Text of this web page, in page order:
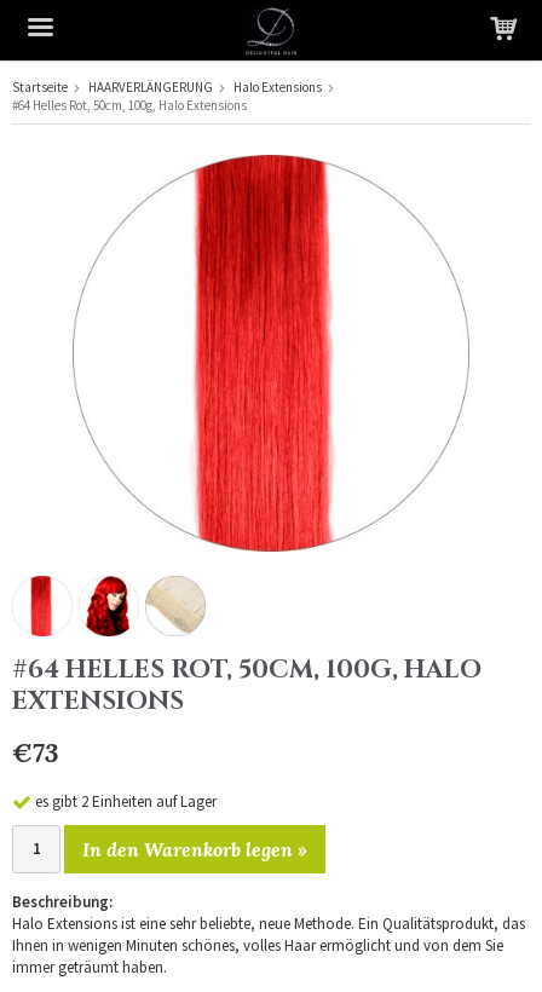
Das Produkt wurde in Ihren Warenkorb gelegt
Startseite HAARVERLÄNGERUNG
Halo Extensions
#64 Helles Rot, 50cm, 100g, Halo Extensions
#64 HELLES ROT, 50CM, 100G, HALO
EXTENSIONS
€73
es gibt 2 Einheiten auf Lager
In den Warenkorb legen »
Beschreibung:
Halo Extensions ist eine sehr beliebte, neue Methode. Ein Qualitätsprodukt, das
Ihnen in wenigen Minuten schönes, volles Haar ermöglicht und von dem Sie
immer geträumt haben.